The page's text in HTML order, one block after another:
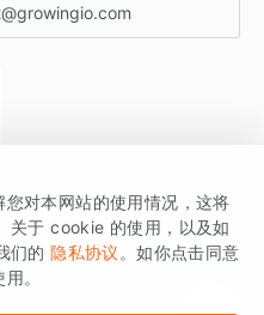
长的品牌，核心平台为 GrowingIO
。
对本网站的使用情况，这将
关于 cookie 的使用，以及如
们的 隐私协议 。如你点击同意
。